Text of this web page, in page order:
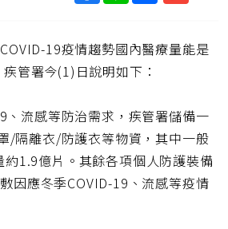
短
19疫情趨勢國內醫療量能是
管署今(1)日說明如下：
、流感等防治需求，疾管署儲備一
/隔離衣/防護衣等物資，其中一般
1.9億片。其餘各項個人防護裝備
因應冬季COVID-19、流感等疫情